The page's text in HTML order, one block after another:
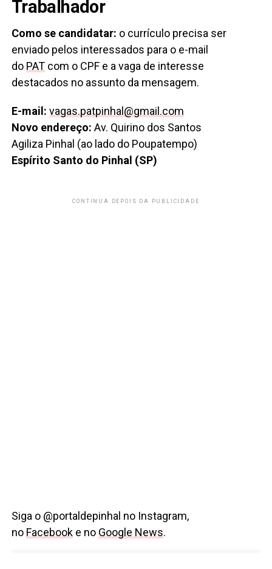
Trabalhador
Como se candidatar: o currículo precisa ser
enviado pelos interessados para o e-mail
do PATcom o CPF e a vaga de interesse
destacados no assunto da mensagem.
E-mail: vagas.patpinhal@gmail.com
Novo endereço: Av. Quirino dos Santos
Agiliza Pinhal (ao lado do Poupatempo)
Espírito Santo do Pinhal (SP)
CONTINUA DEPOIS DA PUBLICIDADE
Siga o @portaldepinhal no Instagram,
no Facebooke no Google News.